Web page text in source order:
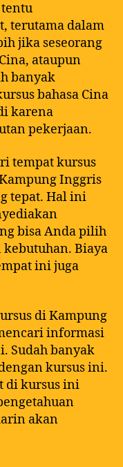
terutama dalam
jika seseorang
ataupun
banyak
bahasa Cina
karena
pekerjaan.
tempat kursus
Inggris
tepat. Hal ini
bisa Anda pilih
Biaya
ini juga
di Kampung
informasi
Sudah banyak
kursus ini.
di kursus ini
akan